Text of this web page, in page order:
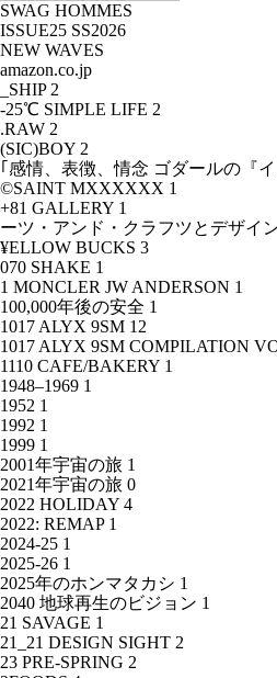
SWAG HOMMES
ISSUE25 SS2026
NEW WAVES
amazon.co.jp
_SHIP 2
-25℃ SIMPLE LIFE 2
.RAW 2
(SIC)BOY 2
｢感情、表徴、情念 ゴダールの『
©SAINT MXXXXXX 1
+81 GALLERY 1
ーツ・アンド・クラフツとデザイ
¥ELLOW BUCKS 3
070 SHAKE 1
1 MONCLER JW ANDERSON 1
100,000年後の安全 1
1017 ALYX 9SM 12
1017 ALYX 9SM COMPILATION
1110 CAFE/BAKERY 1
1948–1969 1
1952 1
1992 1
1999 1
2001年宇宙の旅 1
2021年宇宙の旅 0
2022 HOLIDAY 4
2022: REMAP 1
2024-25 1
2025-26 1
2025年のホンマタカシ 1
2040 地球再生のビジョン 1
21 SAVAGE 1
21_21 DESIGN SIGHT 2
23 PRE-SPRING 2